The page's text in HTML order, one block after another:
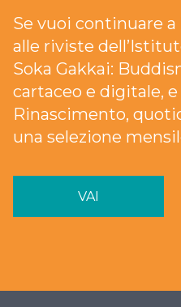
Se vuoi continuare
alle riviste
Soka Gakkai:
cartaceo e digitale, e
Rinascimento,
una selezione
VAI